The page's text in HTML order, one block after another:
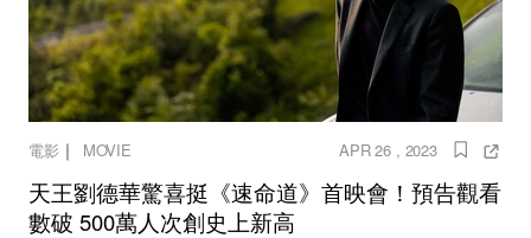
電影 ｜ MOVIE APR 26 , 2023
天王劉德華驚喜挺《速命道》首映會！預告觀看
數破 500萬人次創史上新高